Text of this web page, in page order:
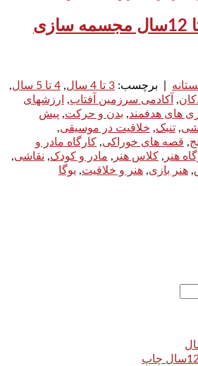
برچسب: 3 تا 4 سال , 4 تا 5 سال
,
, آکادمی سرزمین آفتاب,
ارزشهای
های هدفمند, بدن و حرکت, پیش
, تنبک, خلاقیت در موسیقی,
, قصه های خوراکی, کارگاه مادر و
هنر , کلاس هنر , مادر و کودک, نقاشی,
, هنر بازی, هنر و خلاقیت, یوگا